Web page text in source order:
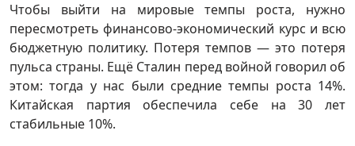
Чтобы выйти на мировые темпы роста, нужно
пересмотреть финансово-экономический курс и всю
бюджетную политику. Потеря темпов — это потеря
пульса страны. Ещё Сталин перед войной говорил об
этом: тогда у нас были средние темпы роста 14%.
Китайская партия обеспечила себе на 30 лет
стабильные 10%.